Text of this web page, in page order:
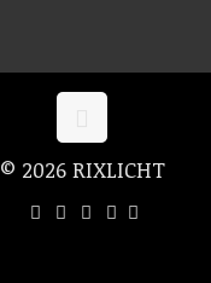
© 2026 RIXLICHT